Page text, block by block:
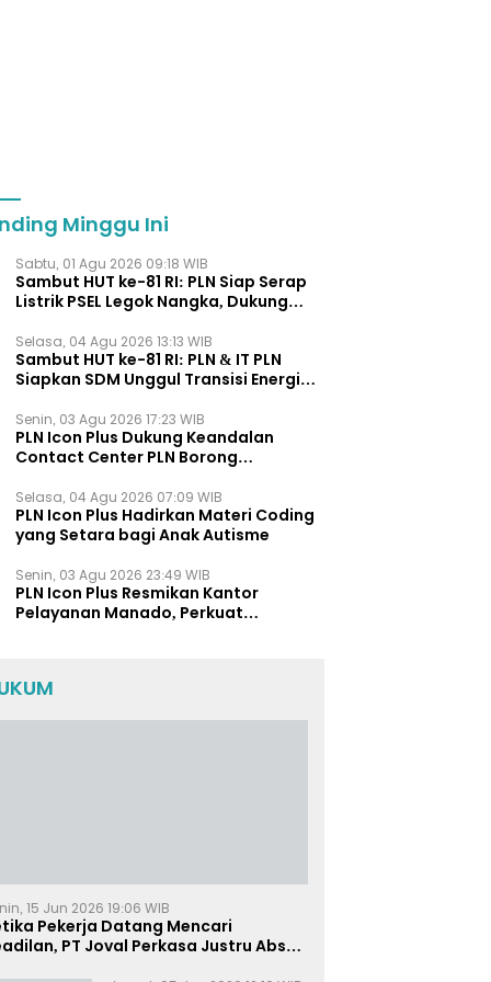
Minggu Ini
Sabtu, 01 Agu 2026 09:18 WIB
Sambut HUT ke-81 RI: PLN Siap Serap
Listrik PSEL Legok Nangka, Dukung
Selasa, 04 Agu 2026 13:13 WIB
Sambut HUT ke-81 RI: PLN & IT PLN
Siapkan SDM Unggul Transisi Energi
bagi Siswa SMA
Senin, 03 Agu 2026 17:23 WIB
PLN Icon Plus Dukung Keandalan
Contact Center PLN Borong
Selasa, 04 Agu 2026 07:09 WIB
PLN Icon Plus Hadirkan Materi Coding
yang Setara bagi Anak Autisme
Senin, 03 Agu 2026 23:49 WIB
PLN Icon Plus Resmikan Kantor
Pelayanan Manado, Perkuat
15 Jun 2026 19:06 WIB
Pekerja Datang Mencari
PT Joval Perkasa Justru Absen